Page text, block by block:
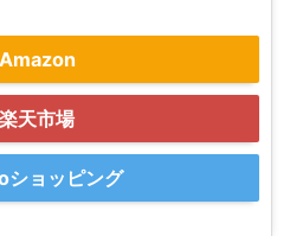
Amazon
楽天市場
ショッピング